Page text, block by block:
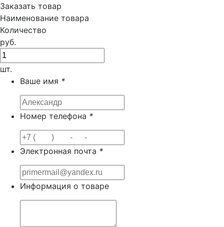
Заказать товар
Наименование товара
Количество
руб.
шт.
Ваше имя *
Номер телефона *
Электронная почта *
Информация о товаре